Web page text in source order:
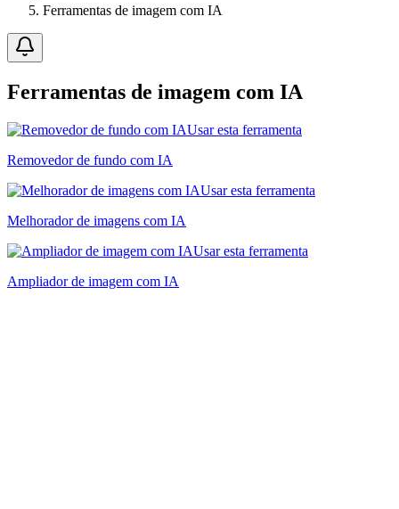
Ferramentas de imagem com IA
Ferramentas de imagem com IA
Usar esta ferramenta
Removedor de fundo com IA
Usar esta ferramenta
Melhorador de imagens com IA
Usar esta ferramenta
Ampliador de imagem com IA